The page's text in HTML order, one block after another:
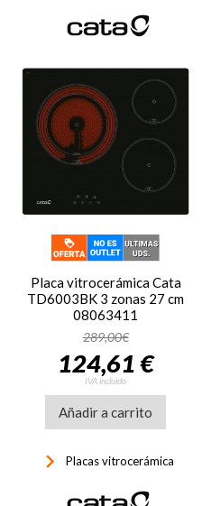
Placa vitrocerámica Cata
TD6003BK 3 zonas 27 cm
08063411
289,00€
124,61 €
IVA incluido
Añadir a carrito
keyboard_arrow_right Placas vitrocerámica